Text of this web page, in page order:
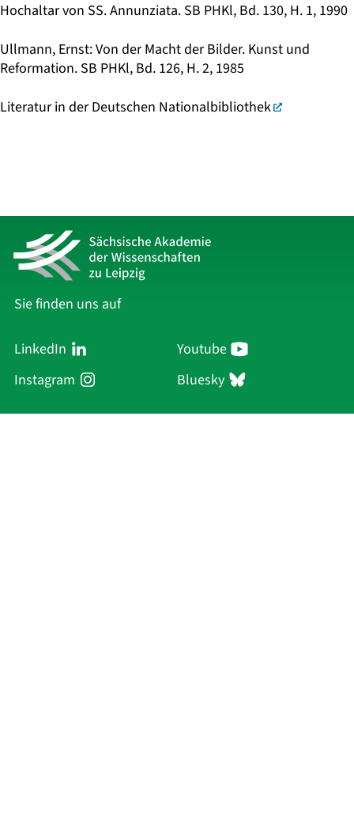
Hochaltar von SS. Annunziata. SB PHKl, Bd. 130, H. 1, 1990
Ullmann, Ernst: Von der Macht der Bilder. Kunst und
Reformation. SB PHKl, Bd. 126, H. 2, 1985
Literatur in der Deutschen Nationalbibliothek
Sie finden uns auf
LinkedIn
Youtube
Instagram
Bluesky